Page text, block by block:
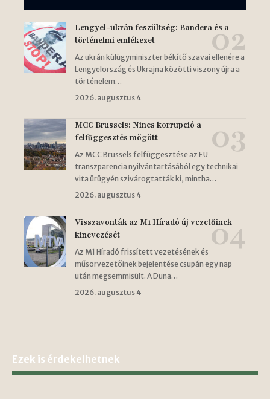
Lengyel-ukrán feszültség: Bandera és a
történelmi emlékezet
Az ukrán külügyminiszter békítő szavai ellenére a
Lengyelország és Ukrajna közötti viszony újra a
történelem…
2026. augusztus 4
MCC Brussels: Nincs korrupció a
felfüggesztés mögött
Az MCC Brussels felfüggesztése az EU
transzparencia nyilvántartásából egy technikai
vita ürügyén szivárogtatták ki, mintha…
2026. augusztus 4
Visszavonták az M1 Híradó új vezetőinek
kinevezését
Az M1 Híradó frissített vezetésének és
műsorvezetőinek bejelentése csupán egy nap
után megsemmisült. A Duna…
2026. augusztus 4
Ezek is érdekelhetnek